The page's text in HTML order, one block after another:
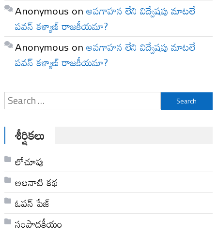
Anonymous onఅవగాహన లేని విద్వేషపు మాటలే
పవన్ కళ్యాణ్ రాజకీయమా?
Anonymous onఅవగాహన లేని విద్వేషపు మాటలే
పవన్ కళ్యాణ్ రాజకీయమా?
Search
for:
శీర్షికలు
లోచూపు
అల‌నాటి క‌థ‌
ఓపన్ పేజ్
సంపాదకీయం